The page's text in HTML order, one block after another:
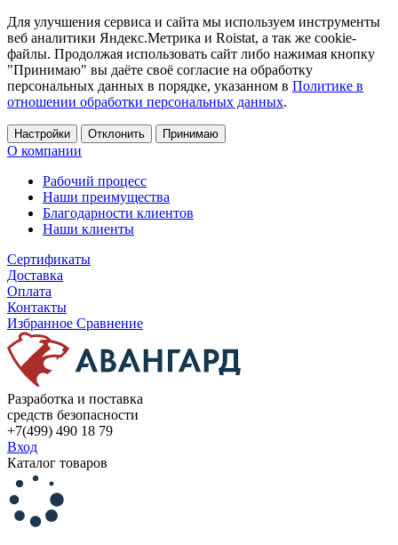
Для улучшения сервиса и сайта мы используем инструменты
веб аналитики Яндекс.Метрика и Roistat, а так же cookie-
файлы. Продолжая использовать сайт либо нажимая кнопку
"Принимаю" вы даёте своё согласие на обработку
персональных данных в порядке, указанном в Политике в
отношении обработки персональных данных.
Настройки Отклонить Принимаю
О компании
Рабочий процесс
Наши преимущества
Благодарности клиентов
Наши клиенты
Сертификаты
Доставка
Оплата
Контакты
Избранное Сравнение
Разработка и поставка
средств безопасности
+7(499) 490 18 79
Вход
Каталог товаров